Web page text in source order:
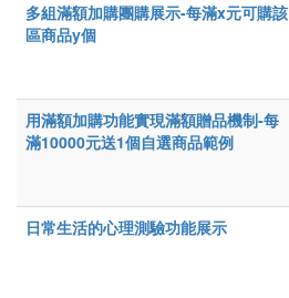
多組滿額加購團購展示-每滿x元可購該
區商品y個
用滿額加購功能實現滿額贈品機制-每
滿10000元送1個自選商品範例
日常生活的心理測驗功能展示